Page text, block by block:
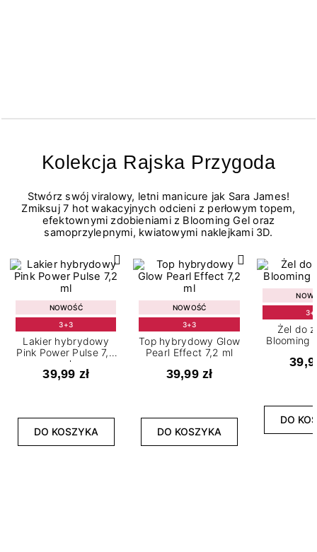
Kolekcja Rajska Przygoda
Stwórz swój viralowy, letni manicure jak Sara James!
Zmiksuj 7 hot wakacyjnych odcieni z perłowym topem,
efektownymi zdobieniami z Blooming Gel oraz
samoprzylepnymi, kwiatowymi naklejkami 3D.
NOWOŚĆ
3+3
Lakier hybrydowy
Pink Power Pulse 7,2
ml
39,99 zł
DO KOSZYKA
NOWOŚĆ
3+3
Top hybrydowy Glow
Pearl Effect 7,2 ml
39,99 zł
DO KOSZYKA
Żel do
Blooming
DO